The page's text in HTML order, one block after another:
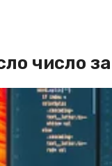
число